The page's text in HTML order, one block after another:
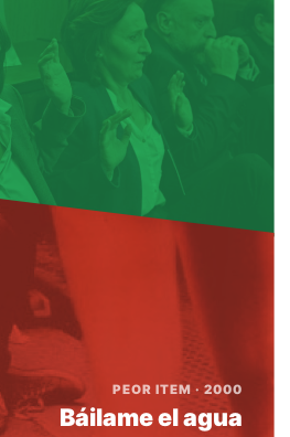
PEOR ITEM · 2000
Báilame el agua